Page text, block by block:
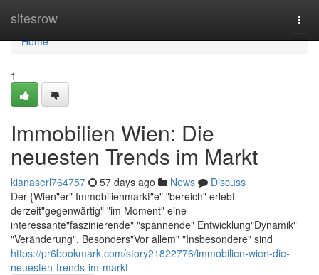
sitesrow
Home
Home
1
Immobilien Wien: Die
neuesten Trends im Markt
kianaserl764757 57 days ago News
Discuss
Der {Wien"er" Immobilienmarkt"e" "bereich" erlebt
derzeit"gegenwärtig" "im Moment" eine
interessante"faszinierende" "spannende" Entwicklung"Dynamik"
"Veränderung". Besonders"Vor allem" "Insbesondere" sind
https://pr6bookmark.com/story21822776/immobilien-wien-die-
neuesten-trends-im-markt